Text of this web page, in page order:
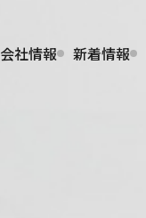
会社情報 新着情報